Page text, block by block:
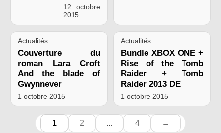
12 octobre
2015
Actualités
Couverture du
roman Lara Croft
And the blade of
Gwynnever
1 octobre 2015
Actualités
Bundle XBOX ONE +
Rise of the Tomb
Raider + Tomb
Raider 2013 DE
1 octobre 2015
1 2 … 4 →